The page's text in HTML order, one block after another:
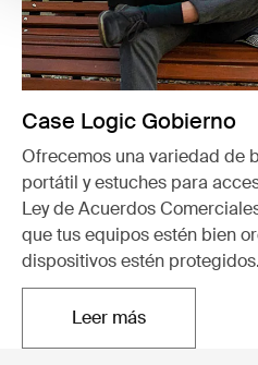
Case Logic Gobierno
Ofrecemos una variedad de
portátil y estuches para
Ley de Acuerdos
que tus equipos estén bien
dispositivos estén protegidos.
Leer másSe abre en una